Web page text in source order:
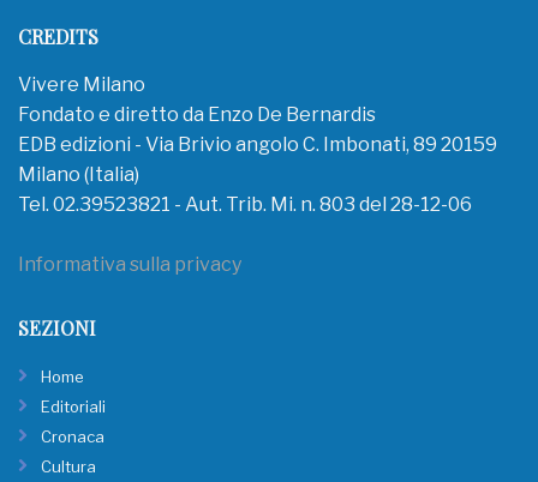
CREDITS
Vivere Milano
Fondato e diretto da Enzo De Bernardis
EDB edizioni - Via Brivio angolo C. Imbonati, 89 20159
Milano (Italia)
Tel. 02.39523821 - Aut. Trib. Mi. n. 803 del 28-12-06
Informativa sulla privacy
SEZIONI
Home
Editoriali
Cronaca
Cultura